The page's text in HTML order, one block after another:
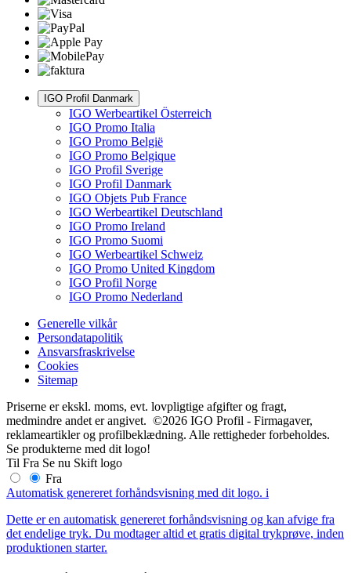
IGO Profil Danmark
IGO Werbeartikel Österreich
IGO Promo Italia
IGO Promo België
IGO Promo Belgique
IGO Profil Sverige
IGO Profil Danmark
IGO Objets Pub France
IGO Werbeartikel Deutschland
IGO Promo Ireland
IGO Promo Suomi
IGO Werbeartikel Schweiz
IGO Promo United Kingdom
IGO Profil Norge
IGO Promo Nederland
Generelle vilkår
Persondatapolitik
Ansvarsfraskrivelse
Cookies
Sitemap
Priserne er ekskl. moms, evt. lovpligtige afgifter og fragt,
medmindre andet er angivet. ©2026 IGO Profil - Firmagaver,
reklameartikler og profilbeklædning. Alle rettigheder forbeholdes.
Se produkterne med dit logo!
Til Fra Se nu Skift logo
Fra
Automatisk genereret forhåndsvisning med dit logo. i
Dette er en automatisk genereret forhåndsvisning og kan afvige fra
det endelige tryk. Du modtager altid et gratis digital trykprøve, inden
produktionen starter.